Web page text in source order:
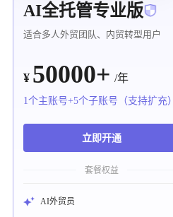
AI全托管专业版
适合多人外贸团队、内贸转型用户
¥ 50000+ /年
1个主账号+5个子账号（支持扩充）
立即开通
套餐权益
AI外贸员